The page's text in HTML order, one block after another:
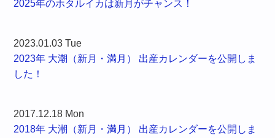
2025年のホタルイカは新月がチャンス！
2023.01.03 Tue
2023年 大潮（新月・満月） 出産カレンダーを公開しま
した！
2017.12.18 Mon
2018年 大潮（新月・満月） 出産カレンダーを公開しま